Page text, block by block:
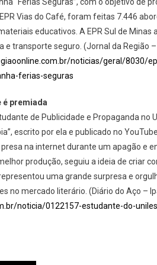
“Férias Seguras”, com o objetivo de
Vias do Café, foram feitas 7.446
educativos. A EPR Sul de
e transporte seguro. (Jornal da Região –
noticias/geral/8030/
ferias-seguras
é premiada
de Publicidade e Propaganda no
escrito por ela e publicado no
na internet durante um apagão e
produção, seguiu a ideia de criar
uma grande surpresa e
no mercado literário. (Diário do Aço –
noticia/0122157-estudante-do-